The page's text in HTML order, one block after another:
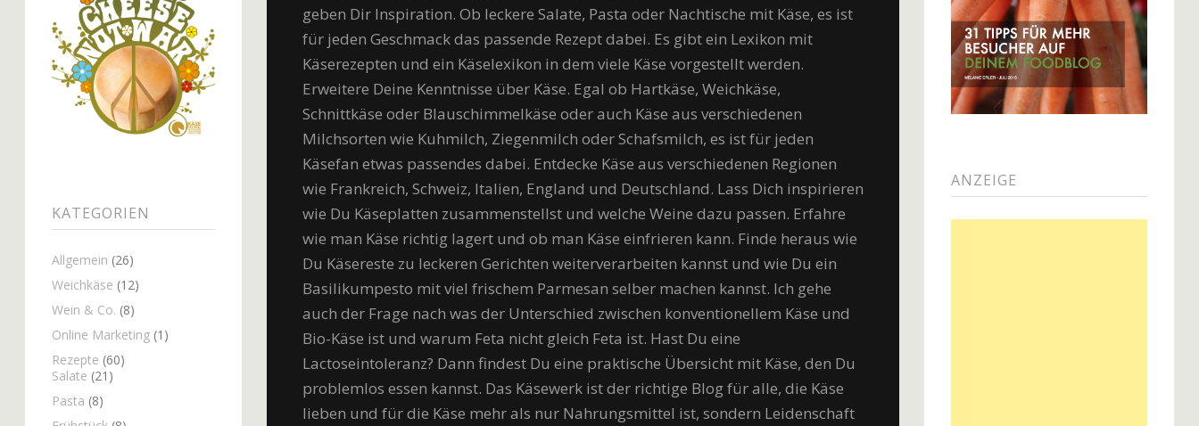
KATEGORIEN
Allgemein (26)
Weichkäse (12)
Wein & Co. (8)
Online Marketing (1)
Rezepte (60)
Salate (21)
Pasta (8)
geben Dir Inspiration. Ob leckere Salate, Pasta oder Nachtische mit Käse, es ist
für jeden Geschmack das passende Rezept dabei. Es gibt ein Lexikon mit
Käserezepten und ein Käselexikon in dem viele Käse vorgestellt werden.
Erweitere Deine Kenntnisse über Käse. Egal ob Hartkäse, Weichkäse,
Schnittkäse oder Blauschimmelkäse oder auch Käse aus verschiedenen
Milchsorten wie Kuhmilch, Ziegenmilch oder Schafsmilch, es ist für jeden
Käsefan etwas passendes dabei. Entdecke Käse aus verschiedenen Regionen
wie Frankreich, Schweiz, Italien, England und Deutschland. Lass Dich inspirieren
wie Du Käseplatten zusammenstellst und welche Weine dazu passen. Erfahre
wie man Käse richtig lagert und ob man Käse einfrieren kann. Finde heraus wie
Du Käsereste zu leckeren Gerichten weiterverarbeiten kannst und wie Du ein
Basilikumpesto mit viel frischem Parmesan selber machen kannst. Ich gehe
auch der Frage nach was der Unterschied zwischen konventionellem Käse und
Bio-Käse ist und warum Feta nicht gleich Feta ist. Hast Du eine
Lactoseintoleranz? Dann findest Du eine praktische Übersicht mit Käse, den Du
problemlos essen kannst. Das Käsewerk ist der richtige Blog für alle, die Käse
lieben und für die Käse mehr als nur Nahrungsmittel ist, sondern Leidenschaft
ANZEIGE